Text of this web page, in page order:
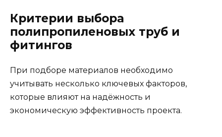
Критерии выбора
полипропиленовых труб и
фитингов
При подборе материалов необходимо
учитывать несколько ключевых факторов,
которые влияют на надёжность и
экономическую эффективность проекта.